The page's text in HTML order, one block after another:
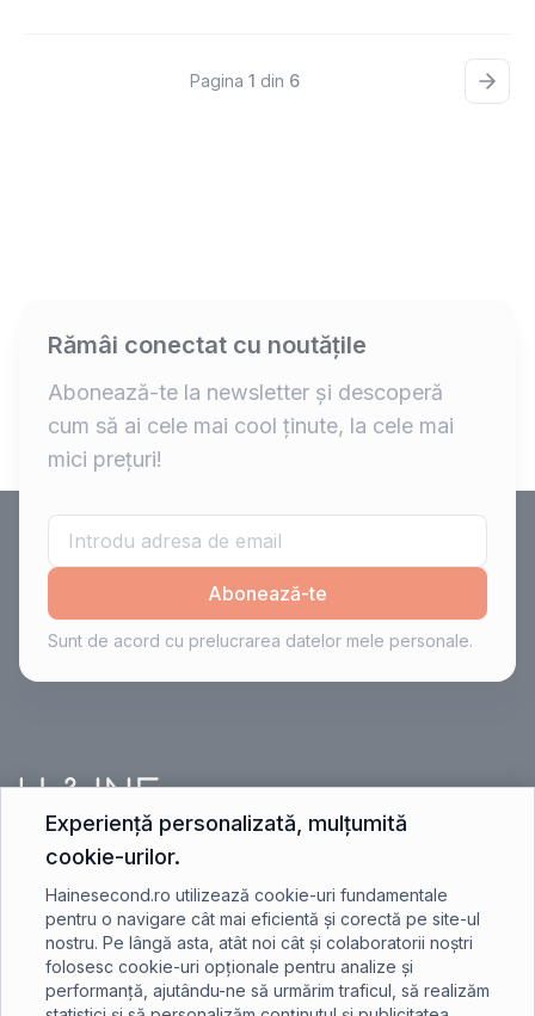
Pagina 1 din 6
Rămâi conectat cu noutățile
Abonează-te la newsletter și descoperă
cum să ai cele mai cool ținute, la cele mai
mici prețuri!
Abonează-te
Sunt de acord cu prelucrarea datelor mele personale.
contact@hainesecond.ro
+40 750 401 891
Experiență personalizată, mulțumită
cookie-urilor.
Hainesecond.ro utilizează cookie-uri fundamentale
pentru o navigare cât mai eficientă și corectă pe site-ul
nostru. Pe lângă asta, atât noi cât și colaboratorii noștri
folosesc cookie-uri opționale pentru analize și
performanță, ajutându-ne să urmărim traficul, să realizăm